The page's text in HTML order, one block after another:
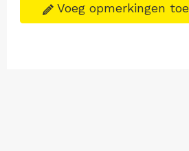
Voeg opmerkingen toe